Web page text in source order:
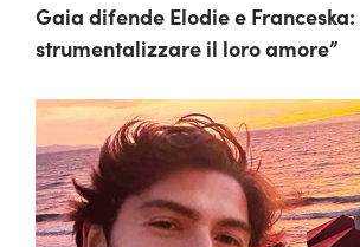
Gaia difende Elodie e Franceska:
strumentalizzare il loro amore”